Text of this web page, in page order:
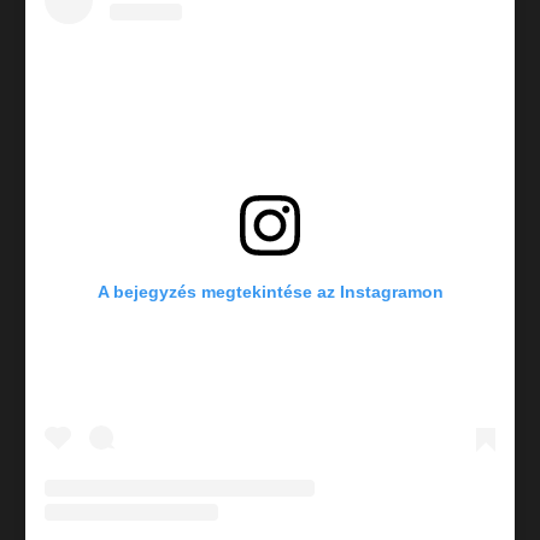
A bejegyzés megtekintése az Instagramon